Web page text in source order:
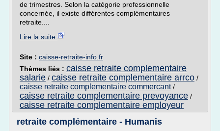
de trimestres. Selon la catégorie professionnelle
concernée, il existe différentes complémentaires
retraite....
Lire la suite
Site : caisse-retraite-info.fr
Thèmes liés : caisse retraite complementaire
salarie / caisse retraite complementaire arrco /
caisse retraite complementaire commercant/
caisse retraite complementaire prevoyance /
caisse retraite complementaire employeur
retraite complémentaire - Humanis